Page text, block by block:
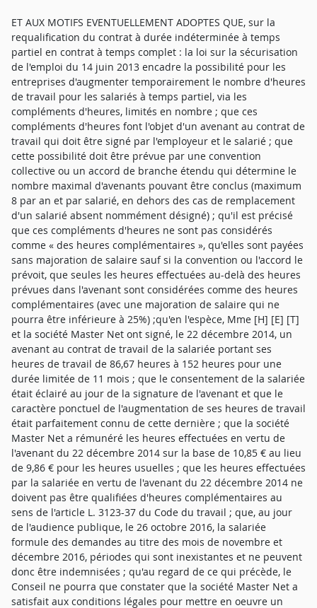
ET AUX MOTIFS EVENTUELLEMENT ADOPTES QUE, sur la
requalification du contrat à durée indéterminée à temps
partiel en contrat à temps complet : la loi sur la sécurisation
de l'emploi du 14 juin 2013 encadre la possibilité pour les
entreprises d'augmenter temporairement le nombre d'heures
de travail pour les salariés à temps partiel, via les
compléments d'heures, limités en nombre ; que ces
compléments d'heures font l'objet d'un avenant au contrat de
travail qui doit être signé par l'employeur et le salarié ; que
cette possibilité doit être prévue par une convention
collective ou un accord de branche étendu qui détermine le
nombre maximal d'avenants pouvant être conclus (maximum
8 par an et par salarié, en dehors des cas de remplacement
d'un salarié absent nommément désigné) ; qu'il est précisé
que ces compléments d'heures ne sont pas considérés
comme « des heures complémentaires », qu'elles sont payées
sans majoration de salaire sauf si la convention ou l'accord le
prévoit, que seules les heures effectuées au-delà des heures
prévues dans l'avenant sont considérées comme des heures
complémentaires (avec une majoration de salaire qui ne
pourra être inférieure à 25%) ;qu'en l'espèce, Mme [H] [E] [T]
et la société Master Net ont signé, le 22 décembre 2014, un
avenant au contrat de travail de la salariée portant ses
heures de travail de 86,67 heures à 152 heures pour une
durée limitée de 11 mois ; que le consentement de la salariée
était éclairé au jour de la signature de l'avenant et que le
caractère ponctuel de l'augmentation de ses heures de travail
était parfaitement connu de cette dernière ; que la société
Master Net a rémunéré les heures effectuées en vertu de
l'avenant du 22 décembre 2014 sur la base de 10,85 € au lieu
de 9,86 € pour les heures usuelles ; que les heures effectuées
par la salariée en vertu de l'avenant du 22 décembre 2014 ne
doivent pas être qualifiées d'heures complémentaires au
sens de l'article L. 3123-37 du Code du travail ; que, au jour
de l'audience publique, le 26 octobre 2016, la salariée
formule des demandes au titre des mois de novembre et
décembre 2016, périodes qui sont inexistantes et ne peuvent
donc être indemnisées ; qu'au regard de ce qui précède, le
Conseil ne pourra que constater que la société Master Net a
satisfait aux conditions légales pour mettre en oeuvre un